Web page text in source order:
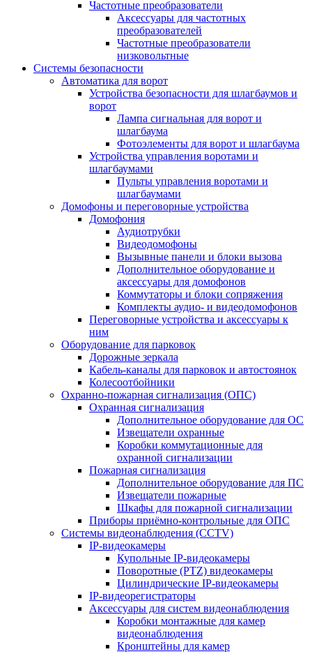
Частотные преобразователи
Аксессуары для частотных
преобразователей
Частотные преобразователи
низковольтные
Системы безопасности
Автоматика для ворот
Устройства безопасности для шлагбаумов и
ворот
Лампа сигнальная для ворот и
шлагбаума
Фотоэлементы для ворот и шлагбаума
Устройства управления воротами и
шлагбаумами
Пульты управления воротами и
шлагбаумами
Домофоны и переговорные устройства
Домофония
Аудиотрубки
Видеодомофоны
Вызывные панели и блоки вызова
Дополнительное оборудование и
аксессуары для домофонов
Коммутаторы и блоки сопряжения
Комплекты аудио- и видеодомофонов
Переговорные устройства и аксессуары к
ним
Оборудование для парковок
Дорожные зеркала
Кабель-каналы для парковок и автостоянок
Колесоотбойники
Охранно-пожарная сигнализация (ОПС)
Охранная сигнализация
Дополнительное оборудование для ОС
Извещатели охранные
Коробки коммутационные для
охранной сигнализации
Пожарная сигнализация
Дополнительное оборудование для ПС
Извещатели пожарные
Шкафы для пожарной сигнализации
Приборы приёмно-контрольные для ОПС
Системы видеонаблюдения (CCTV)
IP-видеокамеры
Купольные IP-видеокамеры
Поворотные (PTZ) видеокамеры
Цилиндрические IP-видеокамеры
IP-видеорегистраторы
Аксессуары для систем видеонаблюдения
Коробки монтажные для камер
видеонаблюдения
Кронштейны для камер